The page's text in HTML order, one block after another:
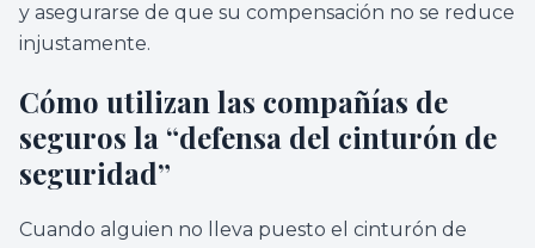
y asegurarse de que su compensación no se reduce
injustamente.
Cómo utilizan las compañías de
seguros la “defensa del cinturón de
seguridad”
Cuando alguien no lleva puesto el cinturón de